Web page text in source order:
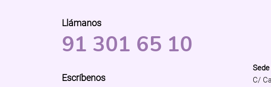
Llámanos
91 301 65 10
Escríbenos
C/